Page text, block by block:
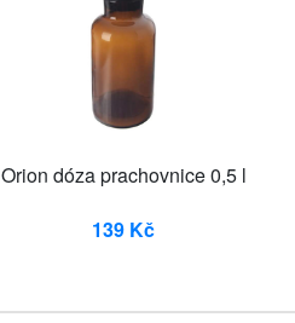
Orion dóza prachovnice 0,5 l
139 Kč